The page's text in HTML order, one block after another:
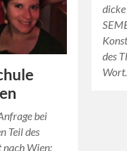
des
bei
Teil des
nach Wien: